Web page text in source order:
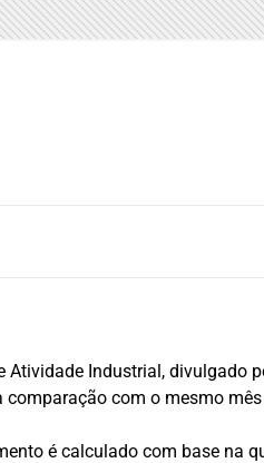
Atividade Industrial, divulgado
comparação com o mesmo
é calculado com base na